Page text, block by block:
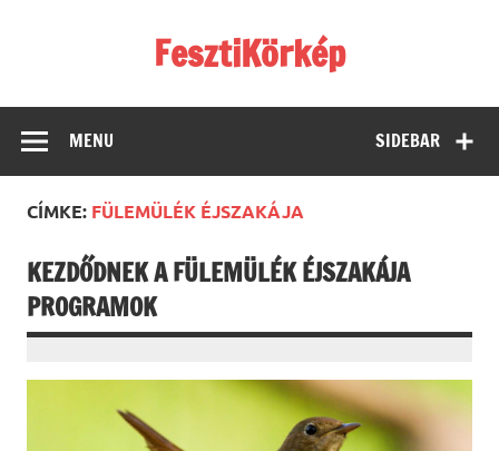
FesztiKörkép
SIDEBAR
MENU
CÍMKE: FÜLEMÜLÉK ÉJSZAKÁJA
KEZDŐDNEK A FÜLEMÜLÉK ÉJSZAKÁJA
PROGRAMOK